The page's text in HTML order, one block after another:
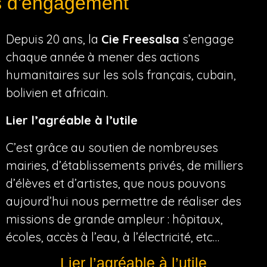
Depuis 20 ans, la Cie Freesalsa s’engage
chaque année à mener des actions
humanitaires sur les sols français, cubain,
bolivien et africain.
Lier l’agréable à l’utile
C’est grâce au soutien de nombreuses
mairies, d’établissements privés, de milliers
d’élèves et d’artistes, que nous pouvons
aujourd’hui nous permettre de réaliser des
missions de grande ampleur : hôpitaux,
écoles, accès à l’eau, à l’électricité, etc…
Lier l’agréable à l’utile